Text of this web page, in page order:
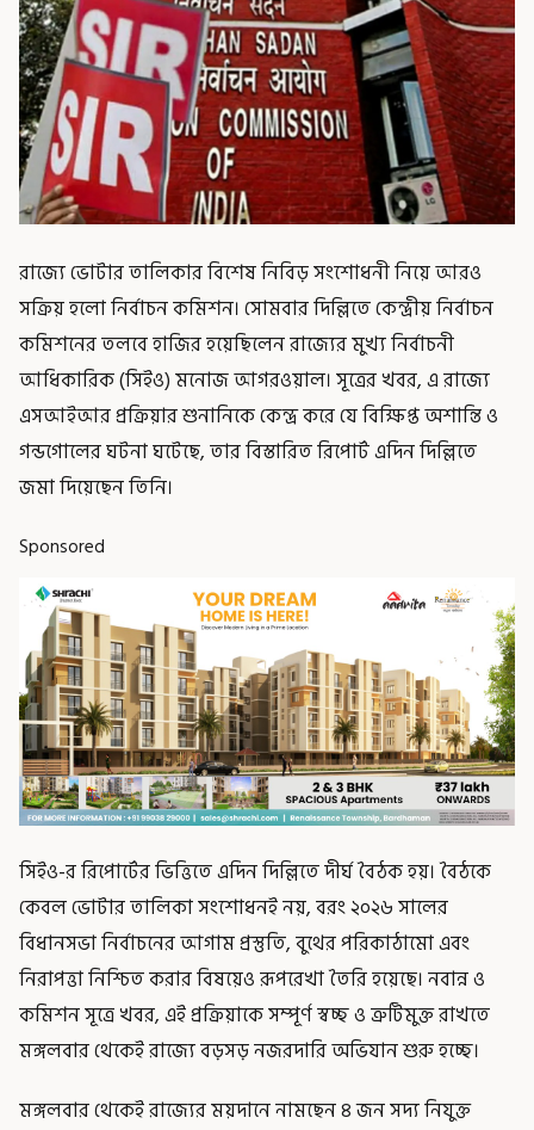
রাজ্যে ভোটার তালিকার বিশেষ নিবিড় সংশোধনী নিয়ে আরও
সক্রিয় হলো নির্বাচন কমিশন। সোমবার দিল্লিতে কেন্দ্রীয় নির্বাচন
কমিশনের তলবে হাজির হয়েছিলেন রাজ্যের মুখ্য নির্বাচনী
আধিকারিক (সিইও) মনোজ আগরওয়াল। সূত্রের খবর, এ রাজ্যে
এসআইআর প্রক্রিয়ার শুনানিকে কেন্দ্র করে যে বিক্ষিপ্ত অশান্তি ও
গন্ডগোলের ঘটনা ঘটেছে, তার বিস্তারিত রিপোর্ট এদিন দিল্লিতে
জমা দিয়েছেন তিনি।
Sponsored
সিইও-র রিপোর্টের ভিত্তিতে এদিন দিল্লিতে দীর্ঘ বৈঠক হয়। বৈঠকে
কেবল ভোটার তালিকা সংশোধনই নয়, বরং ২০২৬ সালের
বিধানসভা নির্বাচনের আগাম প্রস্তুতি, বুথের পরিকাঠামো এবং
নিরাপত্তা নিশ্চিত করার বিষয়েও রূপরেখা তৈরি হয়েছে। নবান্ন ও
কমিশন সূত্রে খবর, এই প্রক্রিয়াকে সম্পূর্ণ স্বচ্ছ ও ত্রুটিমুক্ত রাখতে
মঙ্গলবার থেকেই রাজ্যে বড়সড় নজরদারি অভিযান শুরু হচ্ছে।
মঙ্গলবার থেকেই রাজ্যের ময়দানে নামছেন ৪ জন সদ্য নিযুক্ত